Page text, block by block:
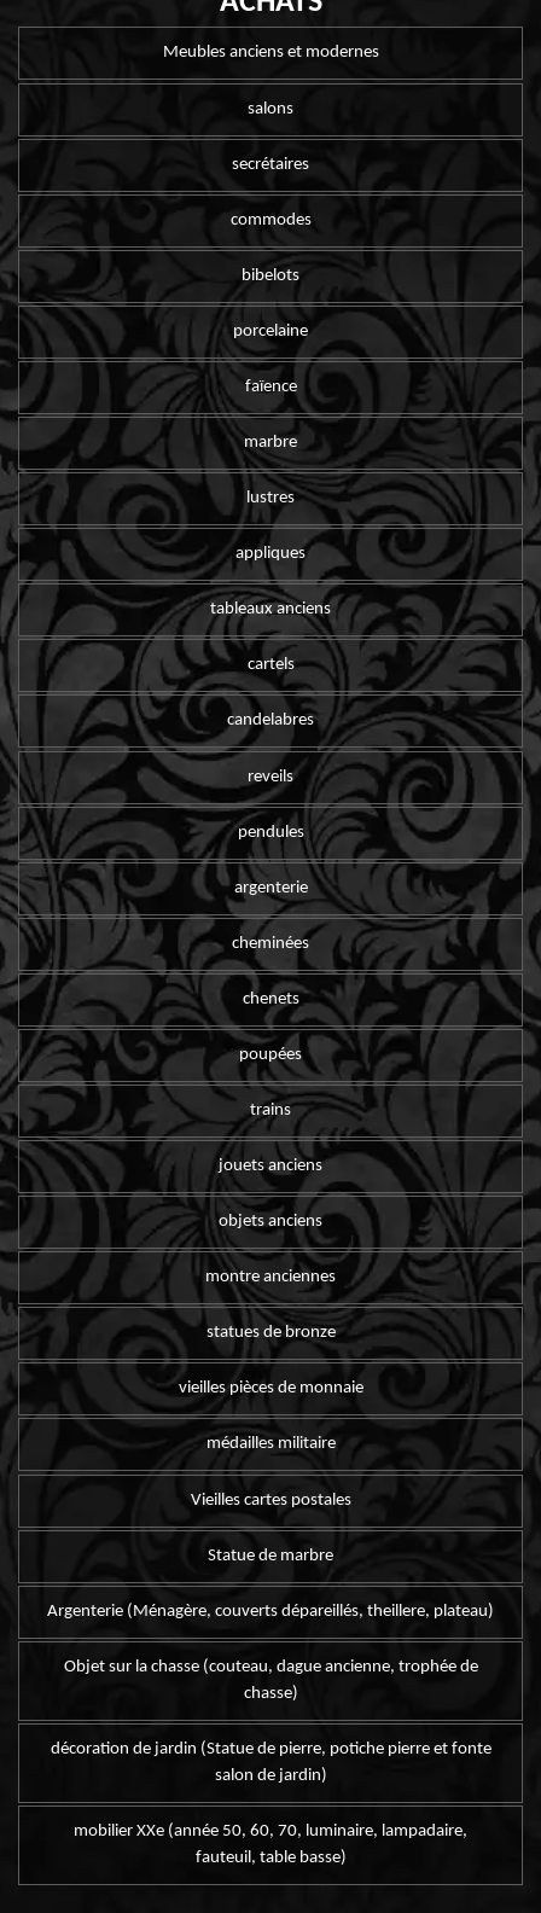
Meubles anciens et modernes
salons
secrétaires
commodes
bibelots
porcelaine
faïence
marbre
lustres
appliques
tableaux anciens
cartels
candelabres
reveils
pendules
argenterie
cheminées
chenets
poupées
trains
jouets anciens
objets anciens
montre anciennes
statues de bronze
vieilles pièces de monnaie
médailles militaire
Vieilles cartes postales
Statue de marbre
Argenterie (Ménagère, couverts dépareillés, theillere, plateau)
Objet sur la chasse (couteau, dague ancienne, trophée de
chasse)
décoration de jardin (Statue de pierre, potiche pierre et fonte
salon de jardin)
mobilier XXe (année 50, 60, 70, luminaire, lampadaire,
fauteuil, table basse)